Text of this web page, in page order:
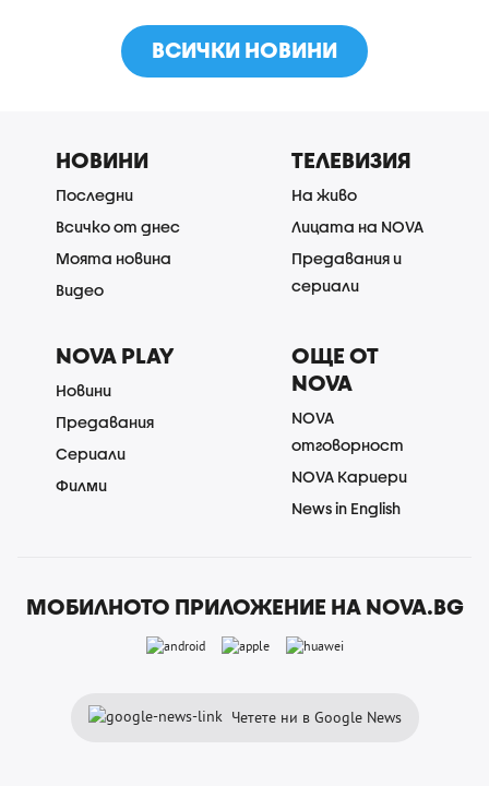
ВСИЧКИ НОВИНИ
НОВИНИ
Последни
Всичко от днес
Моята новина
Видео
ТЕЛЕВИЗИЯ
На живо
Лицата на NOVA
Предавания и
сериали
NOVA PLAY
Новини
Предавания
Сериали
Филми
ОЩЕ ОТ
NOVA
NOVA
отговорност
NOVA Кариери
News in English
МОБИЛНОТО ПРИЛОЖЕНИЕ НА NOVA.BG
Четете ни в Google News